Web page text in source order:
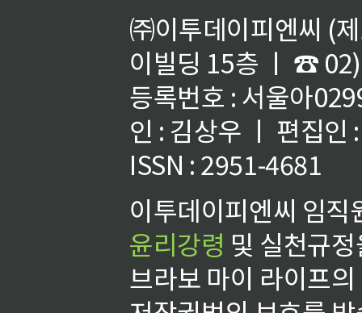
㈜이투데이피엔씨 (
이빌딩 15층 ㅣ ☎
등록번호 : 서울아
인 : 김상우 ㅣ 편집인
ISSN : 2951-4681
이투데이피엔씨 임
윤리강령 및 실천규
브라보 마이 라이프